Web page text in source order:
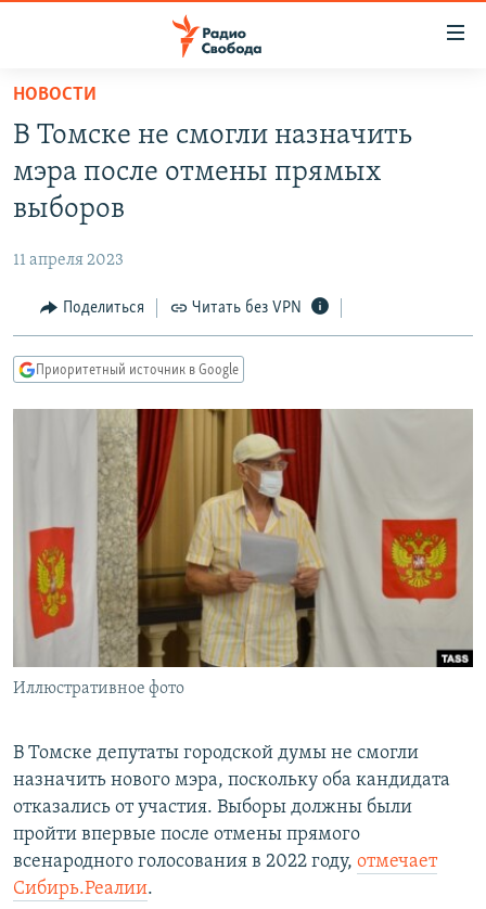
упрощенного
доступа
основному
Вернутся
Вернутся
АВТОРСКИЕ ПРОЕКТЫ
МНЕНИЯ
КУЛЬТУРА
КАВКАЗ.РЕАЛИИ
СЕВЕР.РЕАЛИИ
СИБИРЬ.РЕАЛИИ
РАСПИСАНИЕ ВЕЩАНИЯ
ПОДПИШИТЕСЬ НА РАССЫЛКУ
СОЦИАЛЬНЫЕ СЕТИ
Все сайты РСЕ/РС
НОВОСТИ
В Томске не смогли назначить
мэра после отмены прямых
выборов
11 апреля 2023
Поделиться Читать без VPN
Приоритетный источник в Google
Иллюстративное фото
В Томске депутаты городской думы не смогли
назначить нового мэра, поскольку оба кандидата
отказались от участия. Выборы должны были
пройти впервые после отмены прямого
всенародного голосования в 2022 году, отмечает
Сибирь.Реалии.